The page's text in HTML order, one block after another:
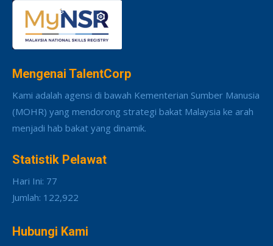
Mengenai TalentCorp
Kami adalah agensi di bawah Kementerian Sumber Manusia
(MOHR) yang mendorong strategi bakat Malaysia ke arah
menjadi hab bakat yang dinamik.
Statistik Pelawat
Hari Ini: 77
Jumlah: 122,922
Hubungi Kami